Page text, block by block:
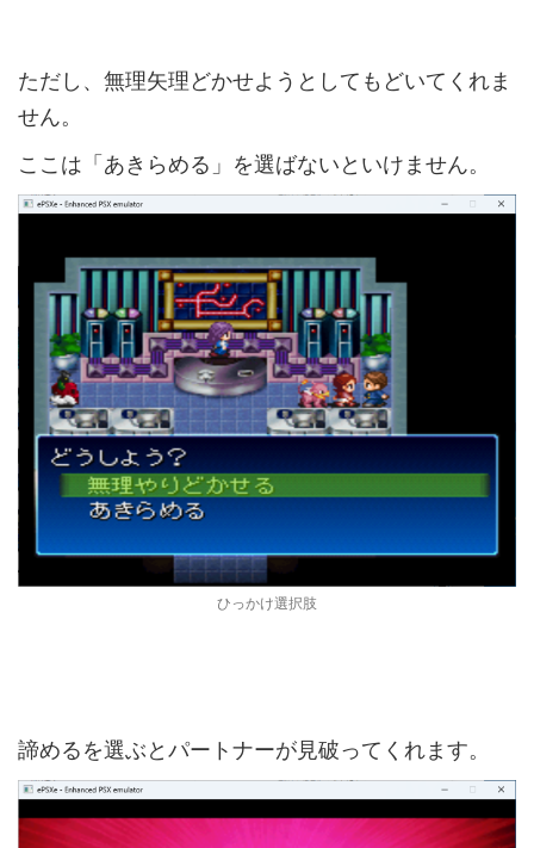
ただし、無理矢理どかせようとしてもどいてくれま
せん。
ここは「あきらめる」を選ばないといけません。
ひっかけ選択肢
諦めるを選ぶとパートナーが見破ってくれます。